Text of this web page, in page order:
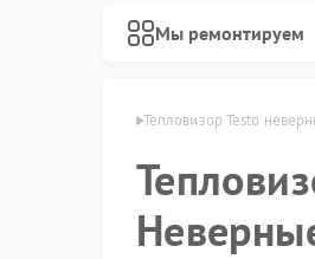
Мы ремонтируем
Тепловизор Testo